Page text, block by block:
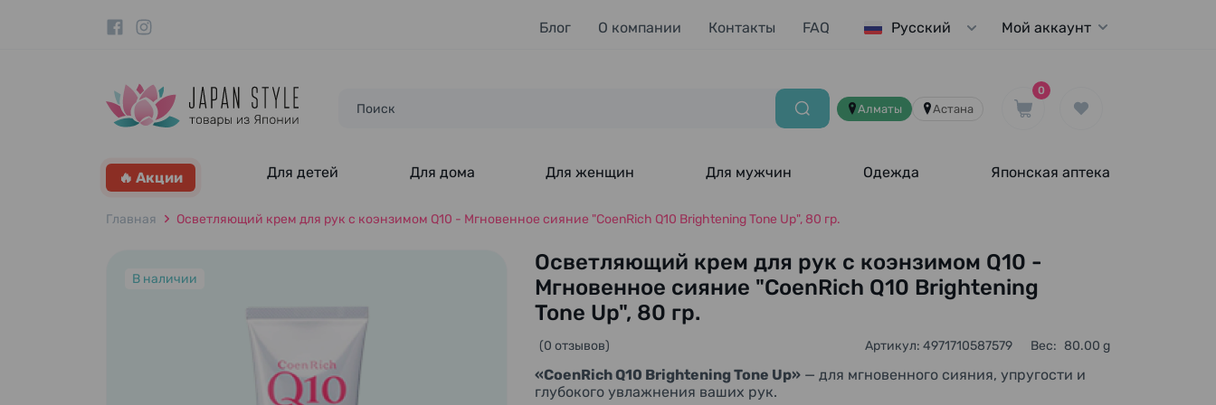
Алматы Астана
0
Блог О компании Контакты FAQ Русский Мой аккаунт
🔥 Акции Для детей Для дома Для женщин Для мужчин Одежда Японская аптека
Главная Осветляющий крем для рук с коэнзимом Q10 - Мгновенное сияние "CoenRich Q10 Brightening Tone Up", 80 гр.
В наличии
Осветляющий крем для рук с коэнзимом Q10 -
Мгновенное сияние "CoenRich Q10 Brightening
Tone Up", 80 гр.
(0 отзывов) Артикул: 4971710587579 Вес: 80.00 g
«CoenRich Q10 Brightening Tone Up» — для мгновенного сияния, упругости и
глубокого увлажнения ваших рук.